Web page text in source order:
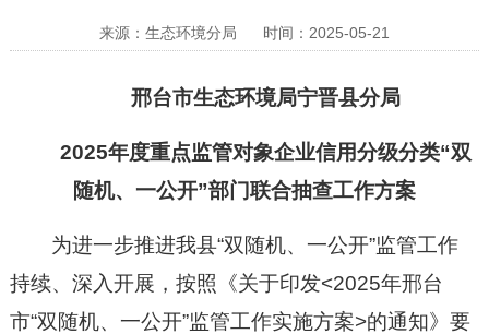
来源：生态环境分局 时间：2025-05-21
邢台市生态环境局宁晋县分局
2025年度重点监管对象企业信用分级分类“双
随机、一公开”部门联合抽查工作方案
为进一步推进我县“双随机、一公开”监管工作
持续、深入开展，按照《关于印发<2025年邢台
市“双随机、一公开”监管工作实施方案>的通知》要